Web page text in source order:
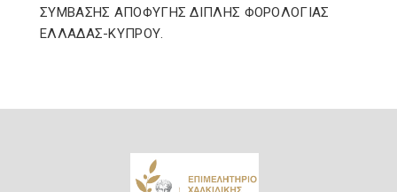
ΣΥΜΒΑΣΗΣ ΑΠΟΦΥΓΗΣ ΔΙΠΛΗΣ ΦΟΡΟΛΟΓΙΑΣ
ΕΛΛΑΔΑΣ-ΚΥΠΡΟΥ.